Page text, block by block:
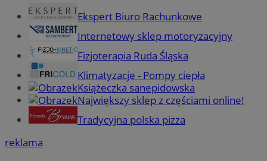
Ekspert Biuro Rachunkowe
Internetowy sklep motoryzacyjny
Fizjoterapia Ruda Śląska
Klimatyzacje - Pompy ciepła
Książeczka sanepidowska
Największy sklep z częściami online!
Tradycyjna polska pizza
reklama